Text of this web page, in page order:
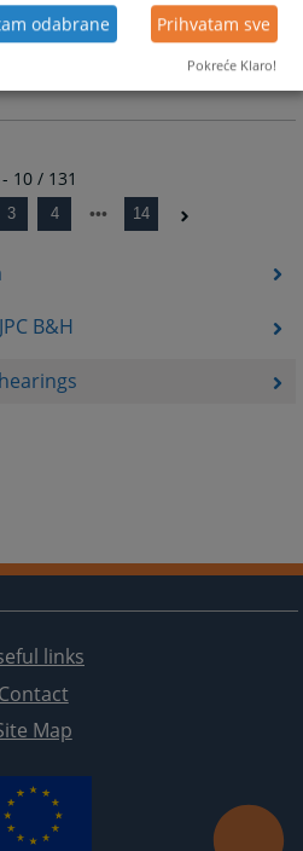
B&H
u predmetu broj: 11-07-6-
10 / 131
3 4 14
links
Contact
Map
odabrane Prihvatam sve
Pokreće Klaro!